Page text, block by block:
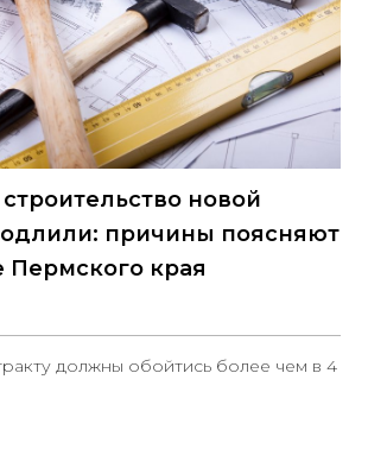
новой
причины поясняют
Пермского края
должны обойтись более чем в 4